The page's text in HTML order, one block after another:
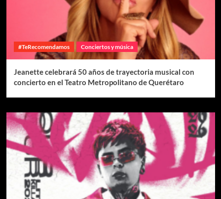
#TeRecomendamos Conciertos y música
Jeanette celebrará 50 años de trayectoria musical con
concierto en el Teatro Metropolitano de Querétaro